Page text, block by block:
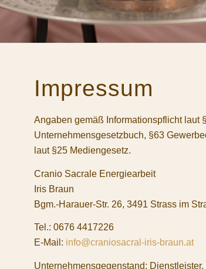
Impressum
Angaben gemäß Informationspflicht laut
Unternehmensgesetzbuch, §63
laut §25 Mediengesetz.
Cranio Sacrale Energiearbeit
Iris Braun
Bgm.-Harauer-Str. 26, 3491 Strass im
Tel.: 0676 4417226
E-Mail: info@craniosacral-iris-braun.at
Unternehmensgegenstand: